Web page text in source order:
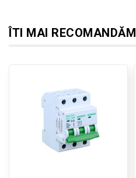
ÎTI MAI RECOMANDĂM